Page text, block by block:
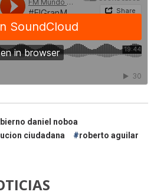
daniel noboa
ciudadana roberto aguilar